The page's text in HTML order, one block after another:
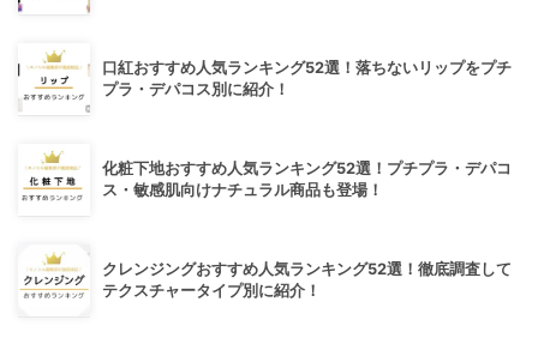
口紅おすすめ人気ランキング52選！落ちないリップをプチ
プラ・デパコス別に紹介！
化粧下地おすすめ人気ランキング52選！プチプラ・デパコ
ス・敏感肌向けナチュラル商品も登場！
クレンジングおすすめ人気ランキング52選！徹底調査して
テクスチャータイプ別に紹介！